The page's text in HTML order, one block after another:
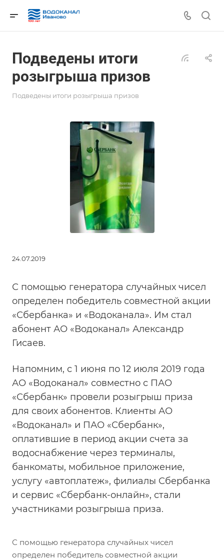
Подведены итоги
розыгрыша призов
Подведены итоги розыгрыша призов
24.07.2019
С помощью генератора случайных чисел
определен победитель совместной акции
«Сбербанка» и «Водоканала». Им стал
абонент АО «Водоканал» Александр
Гисаев.
Напомним, с 1 июня по 12 июля 2019 года
АО «Водоканал» совместно с ПАО
«Сбербанк» провели розыгрыш приза
для своих абонентов. Клиенты АО
«Водоканал» и ПАО «Сбербанк»,
оплатившие в период акции счета за
водоснабжение через терминалы,
банкоматы, мобильное приложение,
услугу «автоплатеж», филиалы Сбербанка
и сервис «Сбербанк-онлайн», стали
участниками розыгрыша приза.
С помощью генератора случайных чисел
определен победитель совместной акции